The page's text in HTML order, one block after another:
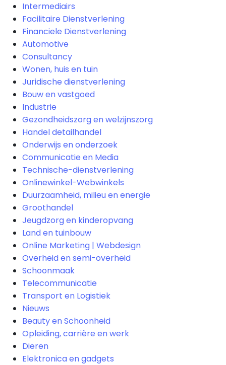
Intermediairs
Facilitaire Dienstverlening
Financiele Dienstverlening
Automotive
Consultancy
Wonen, huis en tuin
Juridische dienstverlening
Bouw en vastgoed
Industrie
Gezondheidszorg en welzijnszorg
Handel detailhandel
Onderwijs en onderzoek
Communicatie en Media
Technische-dienstverlening
Onlinewinkel-Webwinkels
Duurzaamheid, milieu en energie
Groothandel
Jeugdzorg en kinderopvang
Land en tuinbouw
Online Marketing | Webdesign
Overheid en semi-overheid
Schoonmaak
Telecommunicatie
Transport en Logistiek
Nieuws
Beauty en Schoonheid
Opleiding, carrière en werk
Dieren
Elektronica en gadgets